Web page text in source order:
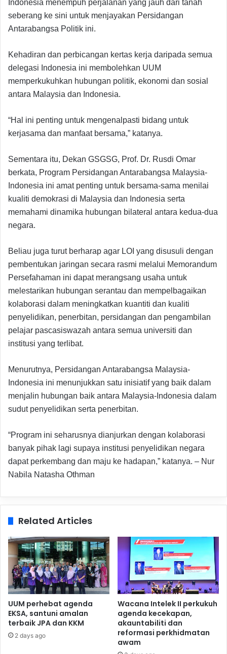
Indonesia menempuh perjalanan yang jauh dari tanah
seberang ke sini untuk menjayakan Persidangan
Antarabangsa Politik ini.
Kehadiran dan perbicangan kertas kerja daripada semua
delegasi Indonesia ini membolehkan UUM
memperkukuhkan hubungan politik, ekonomi dan sosial
antara Malaysia dan Indonesia.
“Hal ini penting untuk mengenalpasti bidang untuk
kerjasama dan manfaat bersama,” katanya.
Sementara itu, Dekan GSGSG, Prof. Dr. Rusdi Omar
berkata, Program Persidangan Antarabangsa Malaysia-
Indonesia ini amat penting untuk bersama-sama menilai
kualiti demokrasi di Malaysia dan Indonesia serta
memahami dinamika hubungan bilateral antara kedua-dua
negara.
Beliau juga turut berharap agar LOI yang disusuli dengan
pembentukan jaringan secara rasmi melalui Memorandum
Persefahaman ini dapat merangsang usaha untuk
melestarikan hubungan serantau dan mempelbagaikan
kolaborasi dalam meningkatkan kuantiti dan kualiti
penyelidikan, penerbitan, persidangan dan pengambilan
pelajar pascasiswazah antara semua universiti dan
institusi yang terlibat.
Menurutnya, Persidangan Antarabangsa Malaysia-
Indonesia ini menunjukkan satu inisiatif yang baik dalam
menjalin hubungan baik antara Malaysia-Indonesia dalam
sudut penyelidikan serta penerbitan.
“Program ini seharusnya dianjurkan dengan kolaborasi
banyak pihak lagi supaya institusi penyelidikan negara
dapat perkembang dan maju ke hadapan,” katanya. – Nur
Nabila Natasha Othman
Related Articles
UUM perhebat agenda
EKSA, santuni amalan
terbaik JPA dan KKM
2 days ago
Wacana Intelek II perkukuh
agenda kecekapan,
akauntabiliti dan
reformasi perkhidmatan
awam